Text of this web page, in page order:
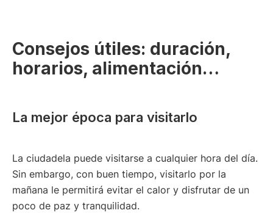
Consejos útiles: duración,
horarios, alimentación…
La mejor época para visitarlo
La ciudadela puede visitarse a cualquier hora del día.
Sin embargo, con buen tiempo, visitarlo por la
mañana le permitirá evitar el calor y disfrutar de un
poco de paz y tranquilidad.